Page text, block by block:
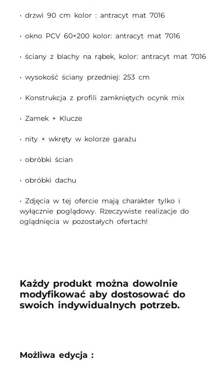
• drzwi 90 cm kolor : antracyt mat 7016
• okno PCV 60×200 kolor: antracyt mat 7016
• ściany z blachy na rąbek, kolor: antracyt mat 7016
• wysokość ściany przedniej: 253 cm
• Konstrukcja z profili zamkniętych ocynk mix
• Zamek + Klucze
• nity + wkręty w kolorze garażu
• obróbki ścian
• obróbki dachu
• Zdjęcia w tej ofercie mają charakter tylko i
wyłącznie poglądowy. Rzeczywiste realizacje do
oglądnięcia w pozostałych ofertach!
Każdy produkt można dowolnie
modyfikować aby dostosować do
swoich indywidualnych potrzeb.
Możliwa edycja :